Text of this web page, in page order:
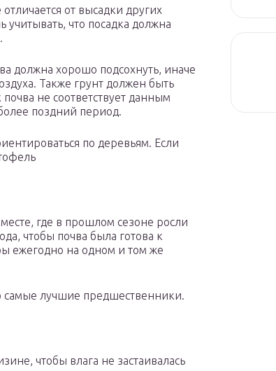
от высадки других
что посадка должна
должна хорошо подсохнуть, иначе
Также грунт должен быть
не соответствует данным
поздний период.
по деревьям. Если
где в прошлом сезоне росли
чтобы почва была готова к
ежегодно на одном и том же
самые лучшие предшественники.
чтобы влага не застаивалась